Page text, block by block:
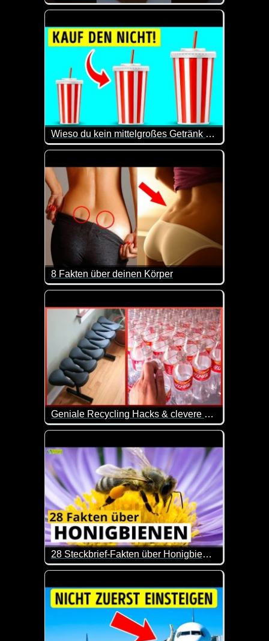
Es macht immer wieder Spaß zu sehen, was man
Wieso du kein mittelgroßes Getränk bestellen solltest
Von Limonade über Erdnussbutter bis hin zu
8 Fakten über deinen Körper
Unser Körper ist schon etwas unheimlich
Geniale Recycling Hacks & clevere Wege um alles um dich herum wiederzuverwerten
Wie immer kann man nicht mit allen Tipps was
28 Steckbrief-Fakten über Honigbienen
Man lernt nie aus und zum Tag der Honigbiene